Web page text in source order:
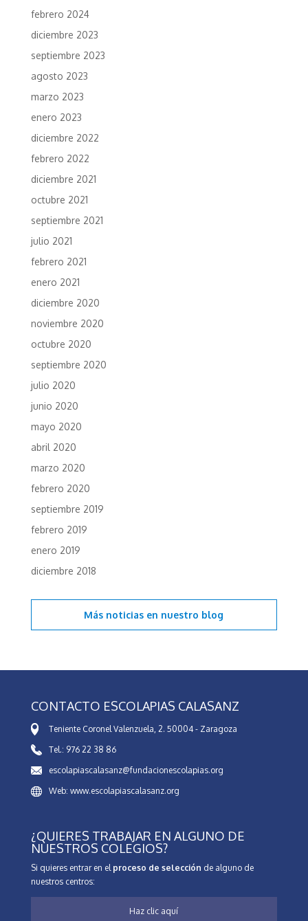
febrero 2024
diciembre 2023
septiembre 2023
agosto 2023
marzo 2023
enero 2023
diciembre 2022
febrero 2022
diciembre 2021
octubre 2021
septiembre 2021
julio 2021
febrero 2021
enero 2021
diciembre 2020
noviembre 2020
octubre 2020
septiembre 2020
julio 2020
junio 2020
mayo 2020
abril 2020
marzo 2020
febrero 2020
septiembre 2019
febrero 2019
enero 2019
diciembre 2018
Más noticias en nuestro blog
CONTACTO ESCOLAPIAS CALASANZ
Teniente Coronel Valenzuela, 2. 50004 - Zaragoza
Tel.: 976 22 38 86
escolapiascalasanz@fundacionescolapias.org
Web: www.escolapiascalasanz.org
¿QUIERES TRABAJAR EN ALGUNO DE
NUESTROS COLEGIOS?
Si quieres entrar en el proceso de selección de alguno de
nuestros centros:
Haz clic aquí